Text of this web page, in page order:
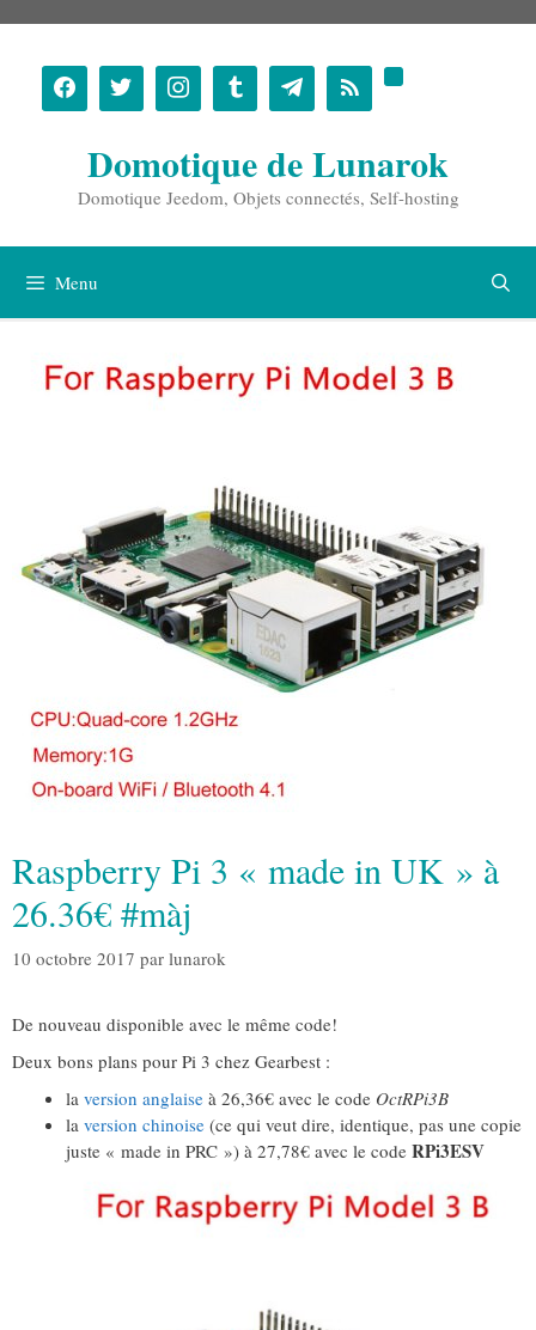
contenu
Domotique de Lunarok
Domotique Jeedom, Objets connectés, Self-hosting
Menu
Raspberry Pi 3 « made in UK » à
26.36€ #màj
10 octobre 2017 par lunarok
De nouveau disponible avec le même code!
Deux bons plans pour Pi 3 chez Gearbest :
la version anglaise à 26,36€ avec le code OctRPi3B
la version chinoise (ce qui veut dire, identique, pas une copie
juste « made in PRC ») à 27,78€ avec le code RPi3ESV